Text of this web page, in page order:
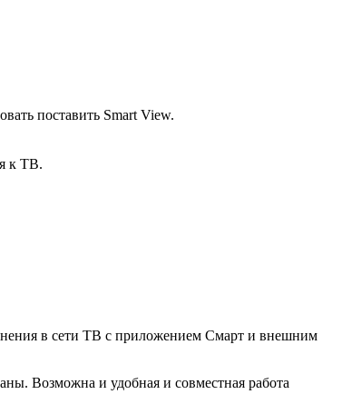
поставить Smart View.
к ТВ.
в сети ТВ с приложением Смарт и внешним
Возможна и удобная и совместная работа